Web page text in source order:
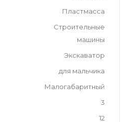
Пластмасса
Cтроительные
машины
Экскаватор
для мальчика
Малогабаритный
3
12